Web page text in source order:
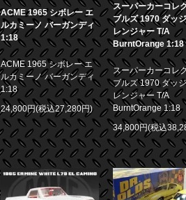
ACME 1965 シボレー エ
ルカミーノ バーガンディ
1:18
ACME 1965 シボレー エ
ルカミーノ バーガンディ
1:18
24,800円(税込27,280円)
スーパーカーコレ
ブルズ 1970 ダッ
レンジャー T/A
BurntOrange 1:18
スーパーカーコレ
ブルズ 1970 ダッ
レンジャー T/A
BurntOrange 1:18
34,800円(税込